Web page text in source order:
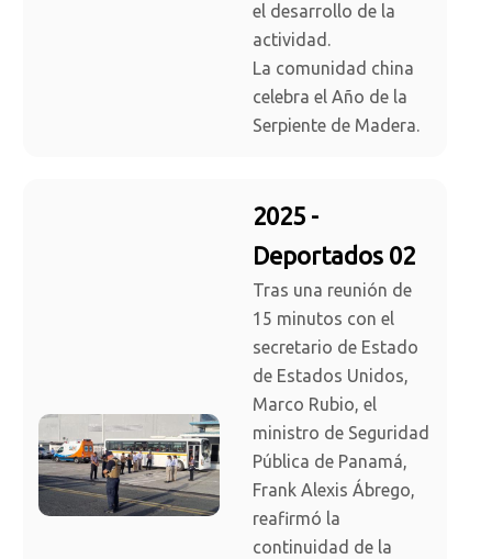
el desarrollo de la
actividad.
La comunidad china
celebra el Año de la
Serpiente de Madera.
2025 -
Deportados 02
Tras una reunión de
15 minutos con el
secretario de Estado
de Estados Unidos,
Marco Rubio, el
ministro de Seguridad
Pública de Panamá,
Frank Alexis Ábrego,
reafirmó la
continuidad de la